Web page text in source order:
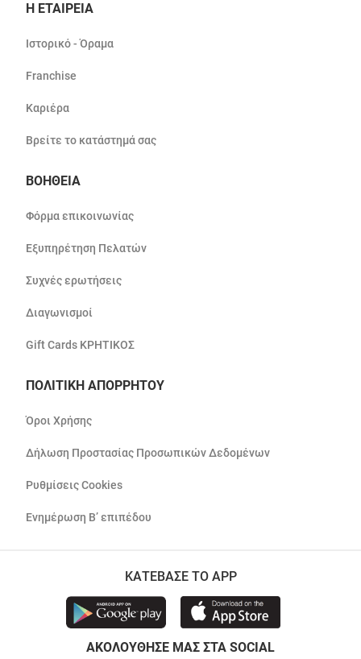
Η ΕΤΑΙΡΕΙΑ
Ιστορικό - Όραμα
Franchise
Καριέρα
Βρείτε το κατάστημά σας
ΒΟΗΘΕΙΑ
Φόρμα επικοινωνίας
Εξυπηρέτηση Πελατών
Συχνές ερωτήσεις
Διαγωνισμοί
Gift Cards ΚΡΗΤΙΚΟΣ
ΠΟΛΙΤΙΚΗ ΑΠΟΡΡΗΤΟΥ
Όροι Χρήσης
Δήλωση Προστασίας Προσωπικών Δεδομένων
Ρυθμίσεις Cookies
Ενημέρωση Β’ επιπέδου
ΚΑΤΕΒΑΣΕ ΤΟ APP
ΑΚΟΛΟΥΘΗΣΕ ΜΑΣ ΣΤΑ SOCIAL